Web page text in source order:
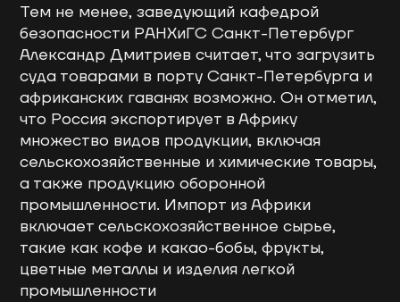
Тем не менее, заведующий кафедрой
безопасности РАНХиГС Санкт-Петербург
Александр Дмитриев считает, что загрузить
суда товарами в порту Санкт-Петербурга и
африканских гаванях возможно. Он отметил,
что Россия экспортирует в Африку
множество видов продукции, включая
сельскохозяйственные и химические товары,
а также продукцию оборонной
промышленности. Импорт из Африки
включает сельскохозяйственное сырье,
такие как кофе и какао-бобы, фрукты,
цветные металлы и изделия легкой
промышленности